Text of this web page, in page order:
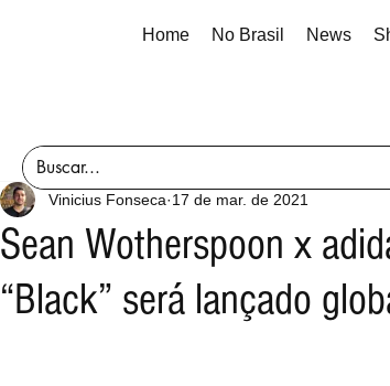
Home No Brasil News
Sean Wotherspoon x
“Black” será lançado
Vinicius Fonseca 17 de mar. de 2021